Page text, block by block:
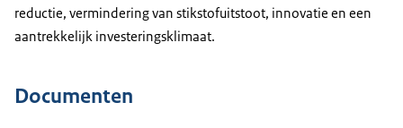
reductie, vermindering van stikstofuitstoot, innovatie en een
aantrekkelijk investeringsklimaat.
Documenten